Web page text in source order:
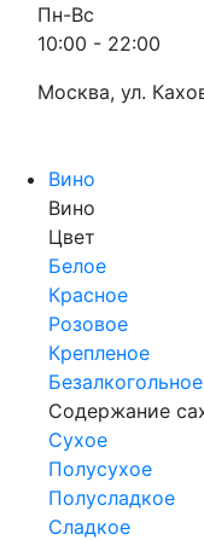
Пн-Вс
10:00 - 22:00
Москва, ул.
Вино
Вино
Цвет
Белое
Красное
Розовое
Крепленое
Безалкогольное
Содержание
Сухое
Полусухое
Полусладкое
Сладкое